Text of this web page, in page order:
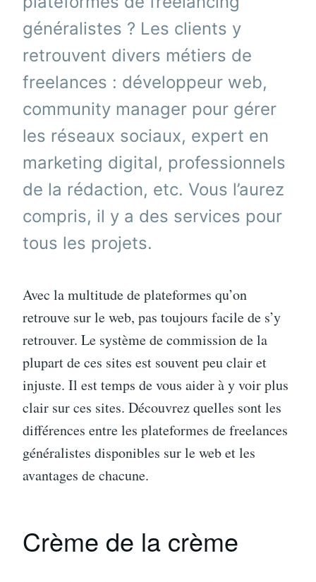
généralistes ? Les clients y
retrouvent divers métiers de
freelances : développeur web,
community manager pour gérer
les réseaux sociaux, expert en
marketing digital, professionnels
de la rédaction, etc. Vous l’aurez
compris, il y a des services pour
tous les projets.
Avec la multitude de plateformes qu’on
retrouve sur le web, pas toujours facile de s’y
retrouver. Le système de commission de la
plupart de ces sites est souvent peu clair et
injuste. Il est temps de vous aider à y voir plus
clair sur ces sites. Découvrez quelles sont les
différences entre les plateformes de freelances
généralistes disponibles sur le web et les
avantages de chacune.
Crème de la crème